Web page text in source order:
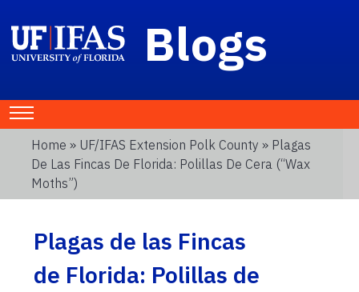
Blogs
Home » UF/IFAS Extension Polk County » Plagas
De Las Fincas De Florida: Polillas De Cera (“Wax
Moths”)
Plagas de las Fincas
de Florida: Polillas de